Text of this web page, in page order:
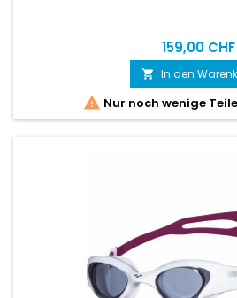
159,00 CHF
 In den
 Nur noch wenige